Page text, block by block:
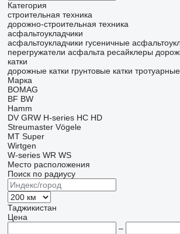
Категория
строительная техника
дорожно-строительная техника
асфальтоукладчики
асфальтоукладчики гусеничные
перегружатели асфальта ресайклеры
катки
дорожные катки грунтовые катки тротуарные
Марка
BOMAG
BF BW
Hamm
DV GRW H-series HC HD
Streumaster Vögele
MT Super
Wirtgen
W-series WR WS
Место расположения
Поиск по радиусу
Таджикистан
Цена
–